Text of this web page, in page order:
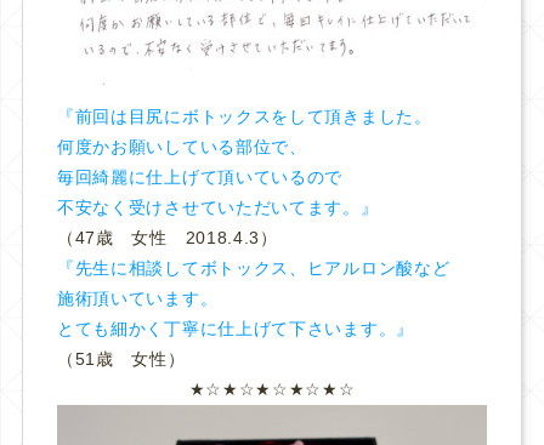
『前回は目尻にボトックスをして頂きました。
何度かお願いしている部位で、
毎回綺麗に仕上げて頂いているので
不安なく受けさせていただいてます。』
（47歳 女性 2018.4.3）
『先生に相談してボトックス、ヒアルロン酸など
施術頂いています。
とても細かく丁寧に仕上げて下さいます。』
（51歳 女性）
★☆★☆★☆★☆★☆